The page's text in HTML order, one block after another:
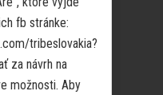
fb stránke:
tribeslovakia?
za návrh na
možnosti. Aby